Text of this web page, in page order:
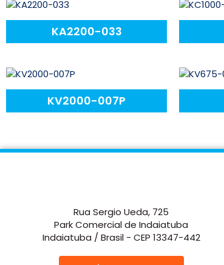
KA2200-033
KV2000-007P
Rua Sergio Ueda, 725
Park Comercial de Indaiatuba
Indaiatuba / Brasil - CEP 13347-442